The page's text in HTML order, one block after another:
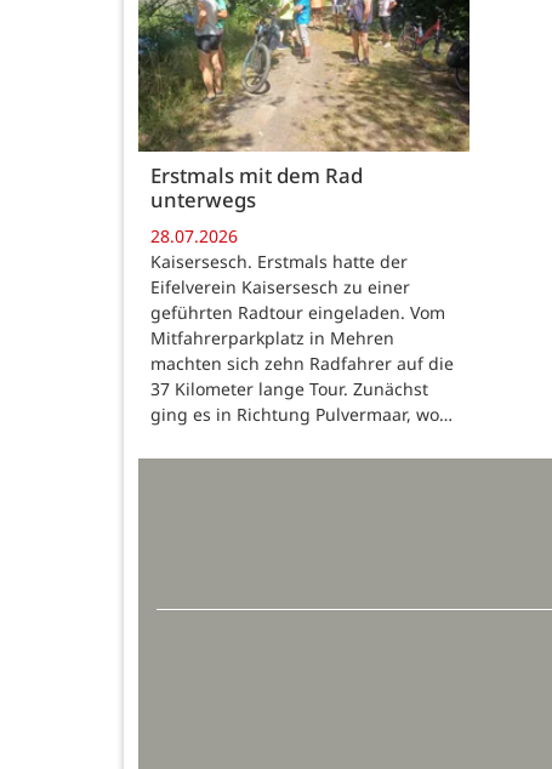
Erstmals mit dem Rad
unterwegs
28.07.2026
Kaisersesch. Erstmals hatte der
Eifelverein Kaisersesch zu einer
geführten Radtour eingeladen. Vom
Mitfahrerparkplatz in Mehren
machten sich zehn Radfahrer auf die
37 Kilometer lange Tour. Zunächst
ging es in Richtung Pulvermaar, wo…